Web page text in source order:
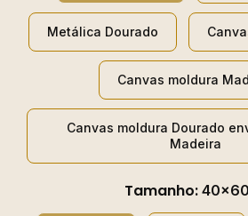
Metálica Dourado
Canvas moldura
Canvas moldura Dourado
Madeira
Tamanho: